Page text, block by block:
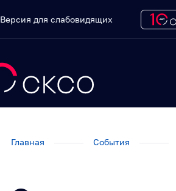
Версия для слабовидящих
Главная События